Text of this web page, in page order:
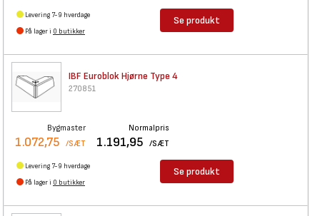
Levering 7-9 hverdage
På lager i 0 butikker
Se produkt
IBF Euroblok Hjørne Type 4
270851
Bygmaster
1.072,75 /SÆT
Normalpris
1.191,95 /SÆT
Levering 7-9 hverdage
På lager i 0 butikker
Se produkt